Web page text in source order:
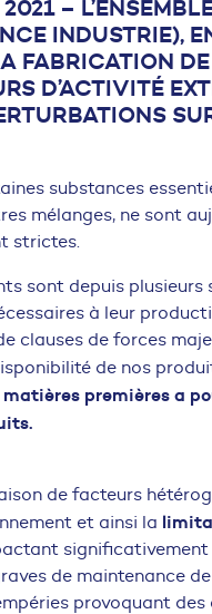
–
INDUSTRIE),
FABRICATION
D’ACTIVITÉ
substances
mélanges, ne sont
strictes.
sont depuis plusieurs
à leur
clauses de forces
de nos
matières premières a
de facteurs
et ainsi la
significativement
de maintenance
provoquant